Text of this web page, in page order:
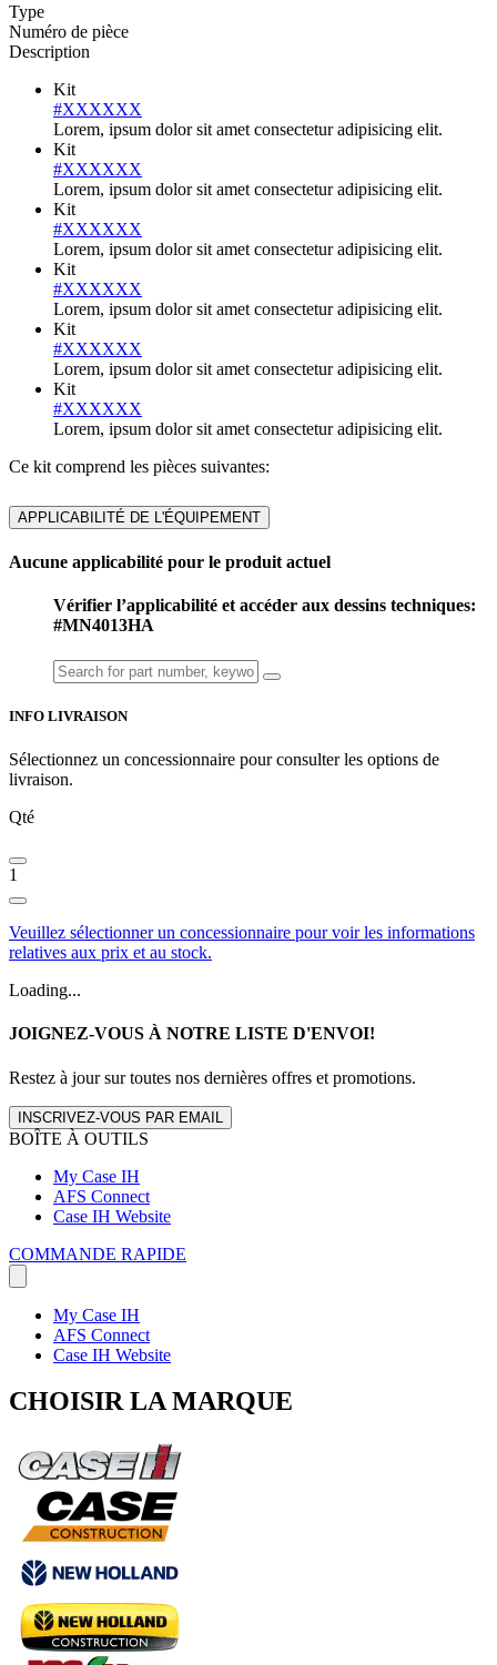
Type
Numéro de pièce
Description
Kit
#XXXXXX
Lorem, ipsum dolor sit amet consectetur adipisicing elit.
Kit
#XXXXXX
Lorem, ipsum dolor sit amet consectetur adipisicing elit.
Kit
#XXXXXX
Lorem, ipsum dolor sit amet consectetur adipisicing elit.
Kit
#XXXXXX
Lorem, ipsum dolor sit amet consectetur adipisicing elit.
Kit
#XXXXXX
Lorem, ipsum dolor sit amet consectetur adipisicing elit.
Kit
#XXXXXX
Lorem, ipsum dolor sit amet consectetur adipisicing elit.
Ce kit comprend les pièces suivantes:
APPLICABILITÉ DE L'ÉQUIPEMENT
Aucune applicabilité pour le produit actuel
Vérifier l’applicabilité et accéder aux dessins techniques:
#MN4013HA
INFO LIVRAISON
Sélectionnez un concessionnaire pour consulter les options de
livraison.
Qté
1
Veuillez sélectionner un concessionnaire pour voir les informations
relatives aux prix et au stock.
Loading...
JOIGNEZ-VOUS À NOTRE LISTE D'ENVOI!
Restez à jour sur toutes nos dernières offres et promotions.
INSCRIVEZ-VOUS PAR EMAIL
BOÎTE À OUTILS
My Case IH
AFS Connect
Case IH Website
COMMANDE RAPIDE
My Case IH
AFS Connect
Case IH Website
CHOISIR LA MARQUE